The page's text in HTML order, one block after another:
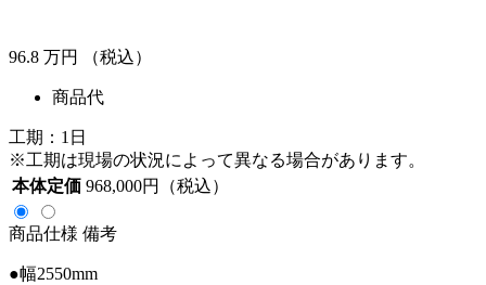
96.8 万円 （税込）
商品代
工期：1日
※工期は現場の状況によって異なる場合があります。
本体定価 968,000円（税込）
商品仕様 備考
●幅2550mm